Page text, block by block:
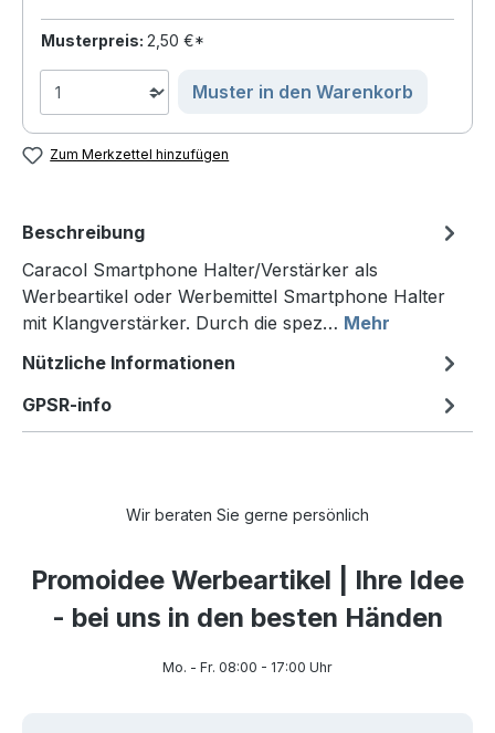
Musterpreis: 2,50 €*
Muster in den Warenkorb
Zum Merkzettel hinzufügen
Beschreibung
Caracol Smartphone Halter/Verstärker als
Werbeartikel oder Werbemittel Smartphone Halter
mit Klangverstärker. Durch die spez… Mehr
Nützliche Informationen
GPSR-info
Wir beraten Sie gerne persönlich
Promoidee Werbeartikel | Ihre Idee
- bei uns in den besten Händen
Mo. - Fr. 08:00 - 17:00 Uhr